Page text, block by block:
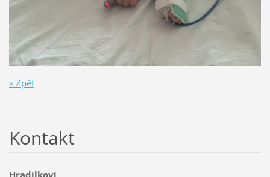
« Zpět
Kontakt
Hradilkovi